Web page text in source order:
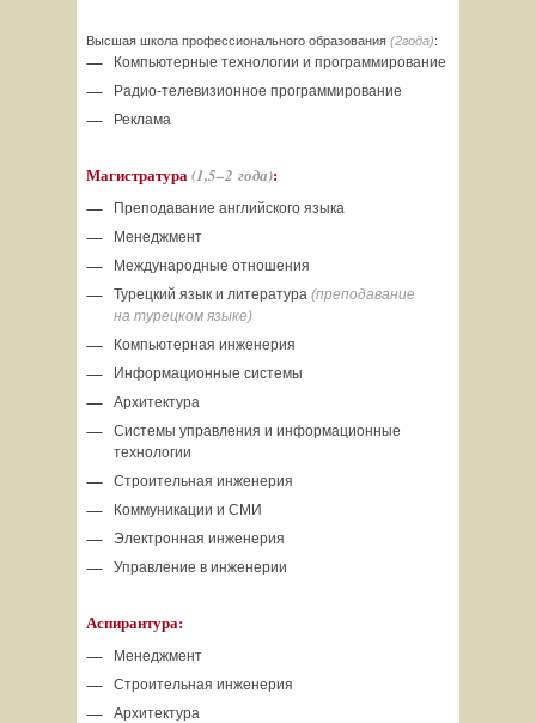
Высшая школа профессионального образования (2года):
Компьютерные технологии и программирование
Радио-телевизионное программирование
Реклама
Магистратура(1,5–2 года):
Преподавание английского языка
Менеджмент
Международные отношения
Турецкий язык и литература (преподавание
на турецком языке)
Компьютерная инженерия
Информационные системы
Архитектура
Системы управления и информационные
технологии
Строительная инженерия
Коммуникации и СМИ
Электронная инженерия
Управление в инженерии
Аспирантура:
Менеджмент
Строительная инженерия
Архитектура